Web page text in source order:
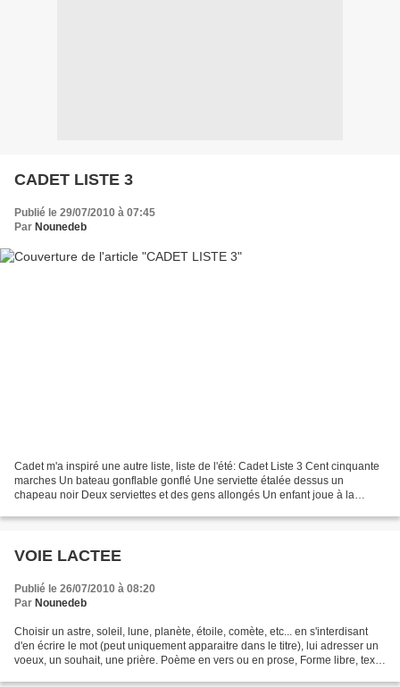
CADET LISTE 3
Publié le 29/07/2010 à 07:45
Par Nounedeb
Cadet m'a inspiré une autre liste, liste de l'été: Cadet Liste 3 Cent cinquante
marches Un bateau gonflable gonflé Une serviette étalée dessus un
chapeau noir Deux serviettes et des gens allongés Un enfant joue à la
VOIE LACTEE
Publié le 26/07/2010 à 08:20
Par Nounedeb
Choisir un astre, soleil, lune, planète, étoile, comète, etc... en s'interdisant
d'en écrire le mot (peut uniquement apparaitre dans le titre), lui adresser un
voeux, un souhait, une prière. Poème en vers ou en prose, Forme libre, texte